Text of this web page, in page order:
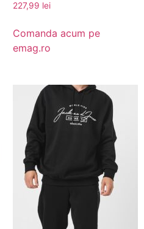
227,99 lei
Comanda acum pe
emag.ro